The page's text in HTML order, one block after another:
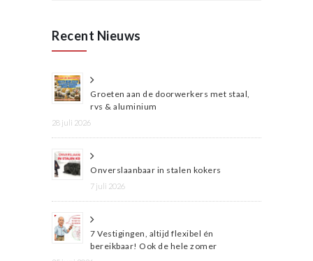
Recent Nieuws
Groeten aan de doorwerkers met staal,
rvs & aluminium
28 juli 2026
Onverslaanbaar in stalen kokers
7 juli 2026
7 Vestigingen, altijd flexibel én
bereikbaar! Ook de hele zomer